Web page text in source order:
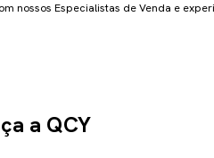
nossos Especialistas de Venda e
a QCY